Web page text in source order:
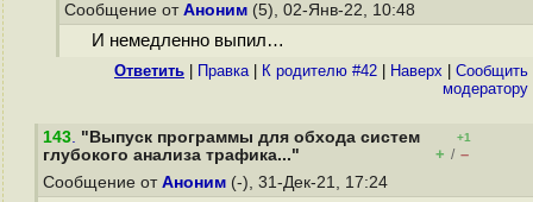
Сообщение от Аноним (5), 02-Янв-22, 10:48
И немедленно выпил…
Ответить Правка| К родителю #42 Наверх
Cообщить
модератору
143. "Выпуск программы для обхода систем
глубокого анализа трафика..."
+1
+ / –
Сообщение от Аноним (-), 31-Дек-21, 17:24